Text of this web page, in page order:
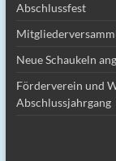
Abschlussfest
Neue Schaukeln
Förderverein und
Abschlussjahrgang